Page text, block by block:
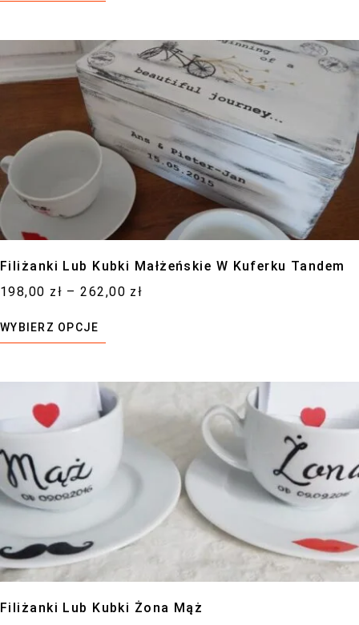
Filiżanki Lub Kubki Małżeńskie W Kuferku Tandem
198,00 zł –262,00 zł
WYBIERZ OPCJE
Filiżanki Lub Kubki Żona Mąż